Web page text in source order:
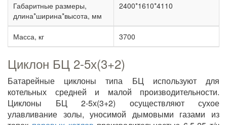
Габаритные размеры,
длина*ширина*высота, мм
2400*1610*4110
Масса, кг 3700
Циклон БЦ 2-5х(3+2)
Батарейные циклоны типа БЦ используют для
котельных средней и малой производительности.
Циклоны БЦ 2-5х(3+2) осуществляют сухое
улавливание золы, уносимой дымовыми газами из